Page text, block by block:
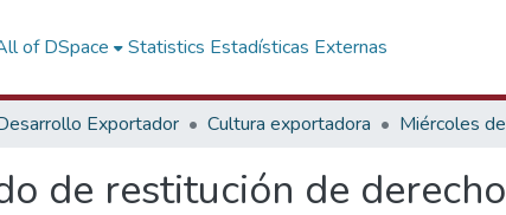
of DSpace Statistics Estadísticas Externas
Exportador Cultura exportadora Miércoles
de restitución de